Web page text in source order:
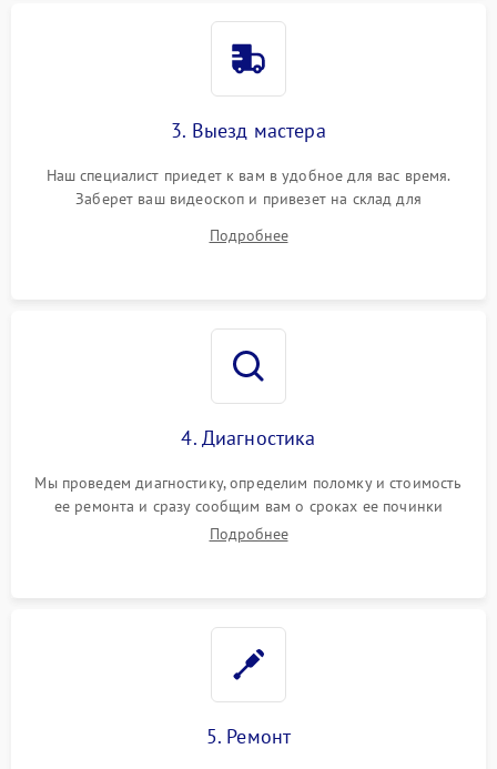
3. Выезд мастера
Наш специалист приедет к вам в удобное для вас время.
Заберет ваш видеоскоп и привезет на склад для
Подробнее
4. Диагностика
Мы проведем диагностику, определим поломку и стоимость
ее ремонта и сразу сообщим вам о сроках ее починки
Подробнее
5. Ремонт